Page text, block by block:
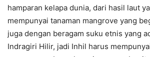
hamparan kelapa dunia, dari hasil laut
mempunyai tanaman mangrove yang
juga dengan beragam suku etnis yang
Indragiri Hilir, jadi Inhil harus